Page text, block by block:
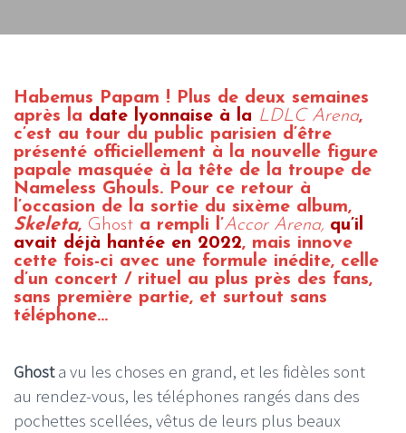
Habemus Papam ! Plus de deux semaines
après la date lyonnaise à la LDLC Arena,
c’est au tour du public parisien d’être
présenté officiellement à la nouvelle figure
papale masquée à la tête de la troupe de
Nameless Ghouls. Pour ce retour à
l’occasion de la sortie du sixème album,
Skeleta, Ghost a rempli l’Accor Arena, qu’il
avait déjà hantée en 2022, mais innove
cette fois-ci avec une formule inédite, celle
d’un concert / rituel au plus près des fans,
sans première partie, et surtout sans
téléphone…
Ghosta vu les choses en grand, et les fidèles sont
au rendez-vous, les téléphones rangés dans des
pochettes scellées, vêtus de leurs plus beaux